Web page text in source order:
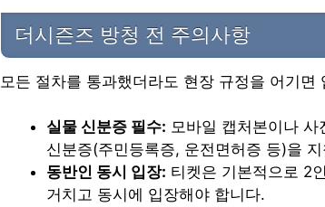
더시즌즈 방청 전 주의사항
모든 절차를 통과했더라도 현장 규정을 어기
실물 신분증 필수: 모바일 캡처본이나
신분증(주민등록증, 운전면허증 등)을
동반인 동시 입장: 티켓은 기본적으로 2
거치고 동시에 입장해야 합니다.